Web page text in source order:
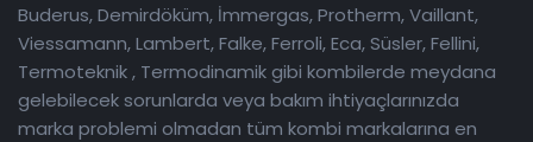
Buderus, Demirdöküm, İmmergas, Protherm, Vaillant,
Viessamann, Lambert, Falke, Ferroli, Eca, Süsler, Fellini,
Termoteknik , Termodinamik gibi kombilerde meydana
gelebilecek sorunlarda veya bakım ihtiyaçlarınızda
marka problemi olmadan tüm kombi markalarına en